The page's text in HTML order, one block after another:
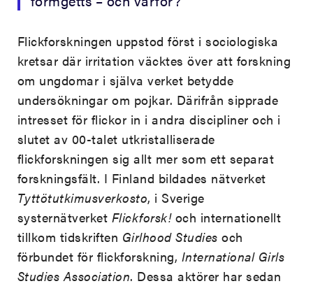
Flickforskningen uppstod först i sociologiska
kretsar där irritation väcktes över att forskning
om ungdomar i själva verket betydde
undersökningar om pojkar. Därifrån sipprade
intresset för flickor in i andra discipliner och i
slutet av 00-talet utkristalliserade
flickforskningen sig allt mer som ett separat
forskningsfält. I Finland bildades nätverket
Tyttötutkimusverkosto, i Sverige
systernätverket Flickforsk!och internationellt
tillkom tidskriften Girlhood Studies och
förbundet för flickforskning, International Girls
Studies Association. Dessa aktörer har sedan